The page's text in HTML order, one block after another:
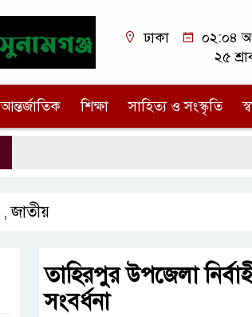
ঢাকা
০২:০৪
২৫
আন্তর্জাতিক শিক্ষা সাহিত্য ও সংস্কৃতি
,জাতীয়
তাহিরপুর উপজেলা
সংবর্ধনা